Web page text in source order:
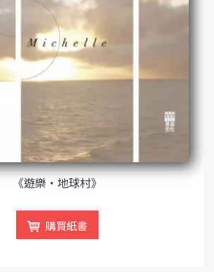
《遊樂‧地球村》
購買紙書